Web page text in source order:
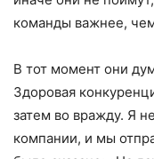
команды важнее,
В тот момент они
Здоровая
затем во вражду. Я
компании, и мы